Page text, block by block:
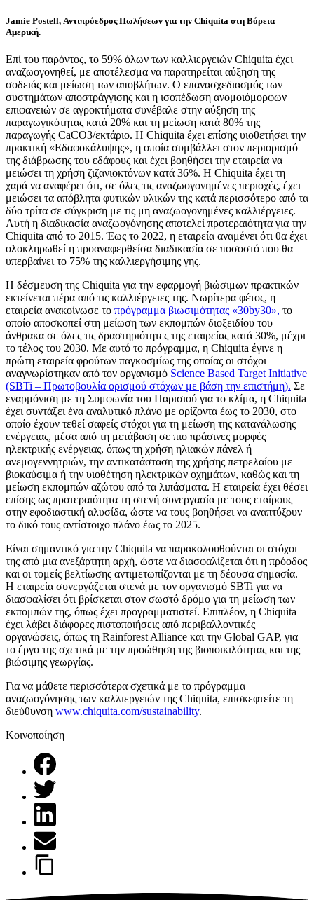
Jamie Postell, Αντιπρόεδρος Πωλήσεων για την Chiquita στη Βόρεια
Αμερική.
Επί του παρόντος, το 59% όλων των καλλιεργειών Chiquita έχει
αναζωογονηθεί, με αποτέλεσμα να παρατηρείται αύξηση της
σοδειάς και μείωση των αποβλήτων. Ο επανασχεδιασμός των
συστημάτων αποστράγγισης και η ισοπέδωση ανομοιόμορφων
επιφανειών σε αγροκτήματα συνέβαλε στην αύξηση της
παραγωγικότητας κατά 20% και τη μείωση κατά 80% της
παραγωγής CaCO3/εκτάριο. Η Chiquita έχει επίσης υιοθετήσει την
πρακτική «Εδαφοκάλυψης», η οποία συμβάλλει στον περιορισμό
της διάβρωσης του εδάφους και έχει βοηθήσει την εταιρεία να
μειώσει τη χρήση ζιζανιοκτόνων κατά 36%. Η Chiquita έχει τη
χαρά να αναφέρει ότι, σε όλες τις αναζωογονημένες περιοχές, έχει
μειώσει τα απόβλητα φυτικών υλικών της κατά περισσότερο από τα
δύο τρίτα σε σύγκριση με τις μη αναζωογονημένες καλλιέργειες.
Αυτή η διαδικασία αναζωογόνησης αποτελεί προτεραιότητα για την
Chiquita από το 2015. Έως το 2022, η εταιρεία αναμένει ότι θα έχει
ολοκληρωθεί η προαναφερθείσα διαδικασία σε ποσοστό που θα
υπερβαίνει το 75% της καλλιεργήσιμης γης.
Η δέσμευση της Chiquita για την εφαρμογή βιώσιμων πρακτικών
εκτείνεται πέρα από τις καλλιέργειες της. Νωρίτερα φέτος, η
εταιρεία ανακοίνωσε το πρόγραμμα βιωσιμότητας «30by30», το
οποίο αποσκοπεί στη μείωση των εκπομπών διοξειδίου του
άνθρακα σε όλες τις δραστηριότητες της εταιρείας κατά 30%, μέχρι
το τέλος του 2030. Με αυτό το πρόγραμμα, η Chiquita έγινε η
πρώτη εταιρεία φρούτων παγκοσμίως της οποίας οι στόχοι
αναγνωρίστηκαν από τον οργανισμό Science Based Target Initiative
(SBTi – Πρωτοβουλία ορισμού στόχων με βάση την επιστήμη). Σε
εναρμόνιση με τη Συμφωνία του Παρισιού για το κλίμα, η Chiquita
έχει συντάξει ένα αναλυτικό πλάνο με ορίζοντα έως το 2030, στο
οποίο έχουν τεθεί σαφείς στόχοι για τη μείωση της κατανάλωσης
ενέργειας, μέσα από τη μετάβαση σε πιο πράσινες μορφές
ηλεκτρικής ενέργειας, όπως τη χρήση ηλιακών πάνελ ή
ανεμογεννητριών, την αντικατάσταση της χρήσης πετρελαίου με
βιοκαύσιμα ή την υιοθέτηση ηλεκτρικών οχημάτων, καθώς και τη
μείωση εκπομπών αζώτου από τα λιπάσματα. Η εταιρεία έχει θέσει
επίσης ως προτεραιότητα τη στενή συνεργασία με τους εταίρους
στην εφοδιαστική αλυσίδα, ώστε να τους βοηθήσει να αναπτύξουν
το δικό τους αντίστοιχο πλάνο έως το 2025.
Είναι σημαντικό για την Chiquita να παρακολουθούνται οι στόχοι
της από μια ανεξάρτητη αρχή, ώστε να διασφαλίζεται ότι η πρόοδος
και οι τομείς βελτίωσης αντιμετωπίζονται με τη δέουσα σημασία.
Η εταιρεία συνεργάζεται στενά με τον οργανισμό SBTi για να
διασφαλίσει ότι βρίσκεται στον σωστό δρόμο για τη μείωση των
εκπομπών της, όπως έχει προγραμματιστεί. Επιπλέον, η Chiquita
έχει λάβει διάφορες πιστοποιήσεις από περιβαλλοντικές
οργανώσεις, όπως τη Rainforest Alliance και την Global GAP, για
το έργο της σχετικά με την προώθηση της βιοποικιλότητας και της
βιώσιμης γεωργίας.
Για να μάθετε περισσότερα σχετικά με το πρόγραμμα
αναζωογόνησης των καλλιεργειών της Chiquita, επισκεφτείτε τη
διεύθυνση www.chiquita.com/sustainability.
Κοινοποίηση